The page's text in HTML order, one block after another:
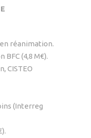
réanimation.
BFC (4,8 M€).
CISTEO
(Interreg